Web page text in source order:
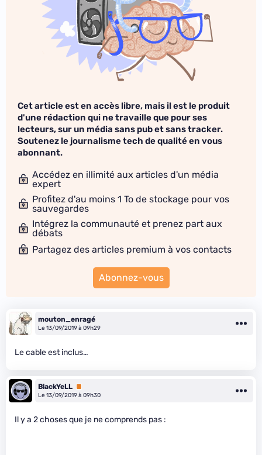
Cet article est en accès libre, mais il est le produit
d'une rédaction qui ne travaille que pour ses
lecteurs, sur un média sans pub et sans tracker.
Soutenez le journalisme tech de qualité en vous
abonnant.
Accédez en illimité aux articles d'un média
expert
Profitez d'au moins 1 To de stockage pour vos
sauvegardes
Intégrez la communauté et prenez part aux
débats
Partagez des articles premium à vos contacts
Abonnez-vous
mouton_enragé
Le 13/09/2019 à 09h29
Le cable est inclus…
BlackYeLL Premium
Le 13/09/2019 à 09h30
Il y a 2 choses que je ne comprends pas :